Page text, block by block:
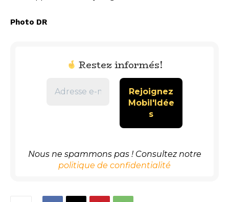
Photo DR
Restez informés!
Nous ne spammons pas ! Consultez notre
politique de confidentialité